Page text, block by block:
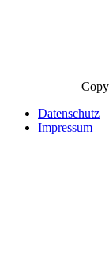
Datenschutz
Impressum